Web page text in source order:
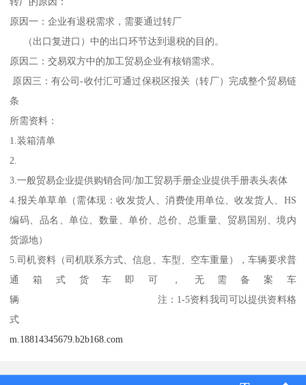
原因一：企业有退税需求，需要通过转厂
（出口复进口）中的出口环节达到退税的目的。
原因二：交易双方中的加工贸易企业有核销需求。
原因三：有公司-收付汇可通过保税区报关（转厂）完成整个贸易链
条
所需资料：
1.装箱清单
2.
3.一般贸易企业提供购销合同/加工贸易手册企业提供手册表头表体
4.报关单草单（需体现：收发货人、消费使用单位、收发货人、HS
编码、品名、单位、数量、单价、总价、总重量、贸易国别、境内
货源地）
5.司机资料（司机联系方式、信息、车型、空车重量），车辆要求普
通箱式货车即可，无需备案车
辆 注：1-5资料我司可以提供资料格
式
m.18814345679.b2b168.com